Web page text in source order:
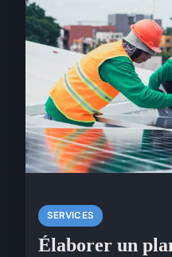
SERVICES
Élaborer un